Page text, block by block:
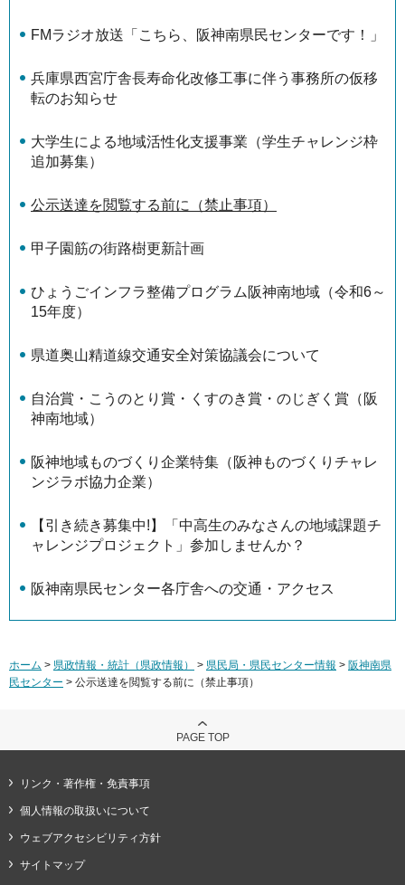
FMラジオ放送「こちら、阪神南県民センターです！」
兵庫県西宮庁舎長寿命化改修工事に伴う事務所の仮移
転のお知らせ
大学生による地域活性化支援事業（学生チャレンジ枠
追加募集）
公示送達を閲覧する前に（禁止事項）
甲子園筋の街路樹更新計画
ひょうごインフラ整備プログラム阪神南地域（令和6～
15年度）
県道奥山精道線交通安全対策協議会について
自治賞・こうのとり賞・くすのき賞・のじぎく賞（阪
神南地域）
阪神地域ものづくり企業特集（阪神ものづくりチャレ
ンジラボ協力企業）
【引き続き募集中!】「中高生のみなさんの地域課題チ
ャレンジプロジェクト」参加しませんか？
阪神南県民センター各庁舎への交通・アクセス
ホーム > 県政情報・統計（県政情報） > 県民局・県民センター情報 > 阪神南県
民センター > 公示送達を閲覧する前に（禁止事項）
PAGE TOP
リンク・著作権・免責事項
個人情報の取扱いについて
ウェブアクセシビリティ方針
サイトマップ